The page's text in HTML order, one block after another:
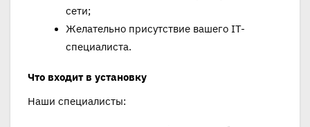
сети;
Желательно присутствие вашего IT-
специалиста.
Что входит в установку
Наши специалисты: